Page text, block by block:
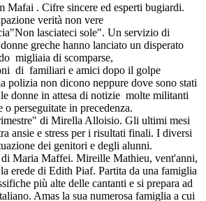
Mafai . Cifre sincere ed esperti bugiardi.
verità non vere
lasciateci sole". Un servizio di
greche hanno lanciato un disperato
migliaia di scomparse,
di familiari e amici dopo il golpe
polizia non dicono neppure dove sono stati
donne in attesa di notizie molte militanti
o perseguitate in precedenza.
di Mirella Alloisio. Gli ultimi mesi
ansie e stress per i risultati finali. I diversi
dei genitori e degli alunni.
Maria Maffei. Mireille Mathieu, vent'anni,
erede di Edith Piaf. Partita da una famiglia
più alte delle cantanti e si prepara ad
Amas la sua numerosa famiglia a cui